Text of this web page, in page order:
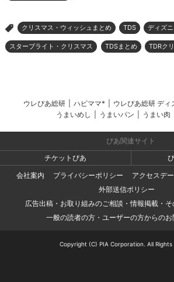
> クリスマス・ウィッシュまとめ TDS ディズ
スターブライト・クリスマス TDSまとめ TDRク
ウレぴあ総研 ハピママ* ウレぴあ総研 ディ
うまいめし
うまいパン うまい肉
ぴあ関連サイト
チケットぴあ
会社案内
プライバシーポリシー
アクセスデ
外部送信ポリシー
広告出稿・お取り組みのご相談・情報掲載・
一般の読者の方・ユーザーの方からの
Copyright (C) PIA Corporation. All Rights